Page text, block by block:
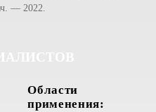
— 2022.
Области
применения: